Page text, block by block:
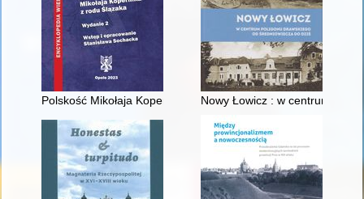
Polskość Mikołaja Kopernika z rodu ŚlązakaNowy Łowicz : w centrum